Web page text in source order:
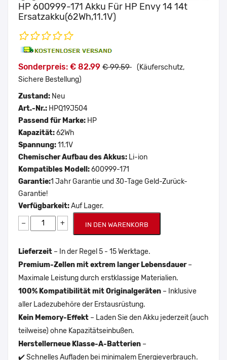
HP 600999-171 Akku Für HP Envy 14 14t
Ersatzakku(62Wh,11.1V)
Sonderpreis: € 82.99 € 99.59 (Käuferschutz,
Sichere Bestellung)
Zustand: Neu
Art.-Nr.: HPQ19J504
Passend für Marke: HP
Kapazität:62Wh
Spannung:11.1V
Chemischer Aufbau des Akkus: Li-ion
Kompatibles Modell:600999-171
Garantie:1 Jahr Garantie und 30-Tage Geld-Zurück-
Garantie!
Verfügbarkeit:Auf Lager.
− + IN DEN WARENKORB
Lieferzeit – In der Regel 5 - 15 Werktage.
Premium-Zellen mit extrem langer Lebensdauer–
Maximale Leistung durch erstklassige Materialien.
100% Kompatibilität mit Originalgeräten – Inklusive
aller Ladezubehöre der Erstausrüstung.
Kein Memory-Effekt – Laden Sie den Akku jederzeit (auch
teilweise) ohne Kapazitätseinbußen.
Herstellerneue Klasse-A-Batterien –
✔️ Schnelles Aufladen bei minimalem Energieverbrauch.